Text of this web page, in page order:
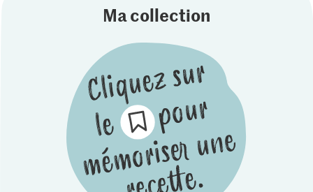
Ma collection